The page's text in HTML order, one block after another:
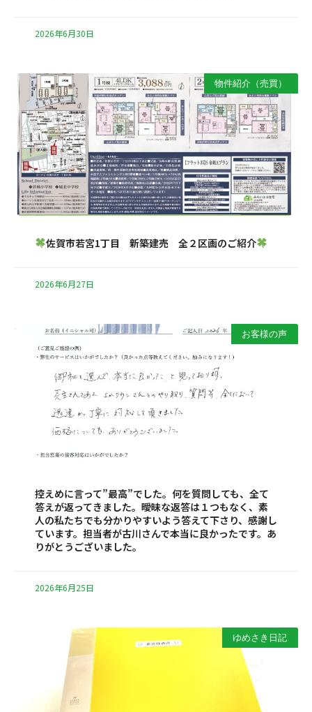
2026年6月30日
物件紹介（売買）
佐賀市若宮1丁目 新築建売 全２区画のご紹介
2026年6月27日
お客様の声
控えめに言って”最高”でした。何を質問しても、全て
答えが返ってきました。曖昧な返答は１つもなく、素
人の私たちでも分かりやすいよう答えて下さり、感謝し
ています。担当者が古川さんで本当に良かったです。あ
りがとうございました。
2026年6月25日
ゆめさき日記